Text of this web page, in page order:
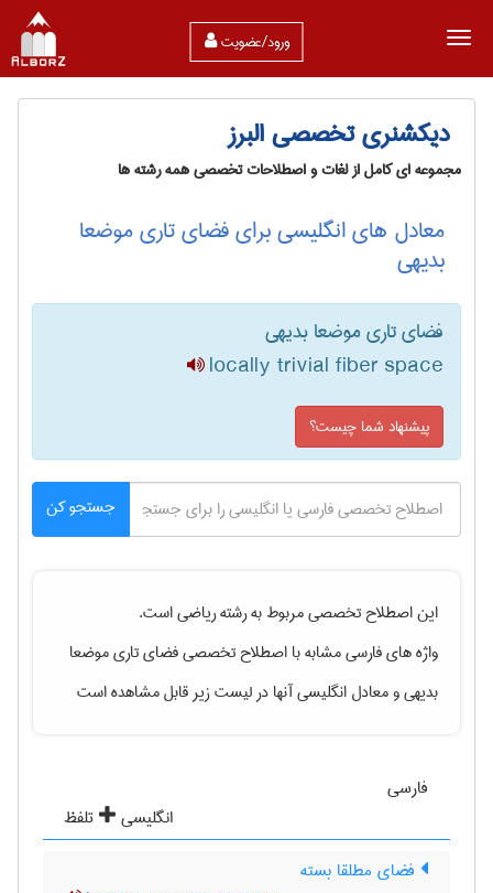
ورود/عضویت
دیکشنری تخصصی البرز
مجموعه ای کامل از لغات و اصطلاحات تخصصی همه رشته ها
معادل های انگلیسی برای فضای تاری موضعا
بدیهی
فضای تاری موضعا بدیهی
locally trivial fiber space
پیشنهاد شما چیست؟
جستجو کن
این اصطلاح تخصصی مربوط به رشتهرياضیاست.
واژه های فارسی مشابه با اصطلاح تخصصیفضای تاری موضعا
بدیهیو معادل انگلیسی آنها در لیست زیر قابل مشاهده است
فارسی
انگلیسی
تلفظ
فضای مطلقا بسته